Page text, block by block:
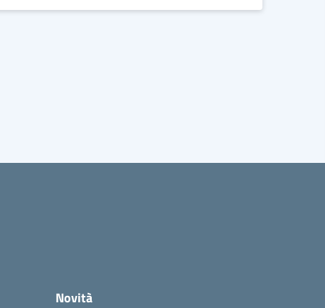
Novità